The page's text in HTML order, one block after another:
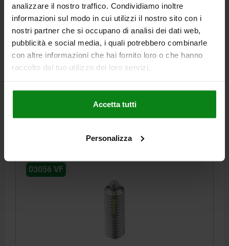
analizzare il nostro traffico. Condividiamo inoltre
informazioni sul modo in cui utilizzi il nostro sito con i
nostri partner che si occupano di analisi dei dati web,
pubblicità e social media, i quali potrebbero combinarle
con altre informazioni che hai fornito loro o che hanno
raccolto dal tuo utilizzo dei loro servizi.
Accetta tutti
Personalizza
FEDERKRAFT, MIT GEWINDESICHERUNG D=M10 L=22,
EDELSTAHL, KOMP:BOLZEN AUS EDELSTAHL
GEWINDE=M10 LÄNGE=22 D1=4 HUB=3 L1=9 T1=1,4
N=1,6 S=3 FEDERKRAFT ANFANG F1 CA. N=15
FEDERKRAFT ENDE F2 CA. N=58
EINSCHRAUBDREHMOMENT CA. NM=1,3
03056 VF